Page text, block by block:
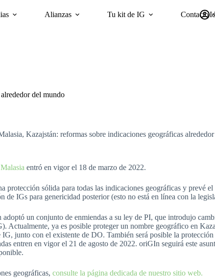
oriGIn
Alianzas Tu kit de IG Contacto
del mundo
Kazajstán: reformas sobre indicaciones geográficas
entró en vigor el 18 de marzo de 2022.
protección sólida para todas las indicaciones geográficas y prevé
de IGs para genericidad posterior (esto no está en línea con la
un conjunto de enmiendas a su ley de PI, que introdujo
Actualmente, ya es posible proteger un nombre geográfico en
junto con el existente de DO. También será posible la
entren en vigor el 21 de agosto de 2022. oriGIn seguirá este
geográficas,consulte la página dedicada de nuestro sitio web.